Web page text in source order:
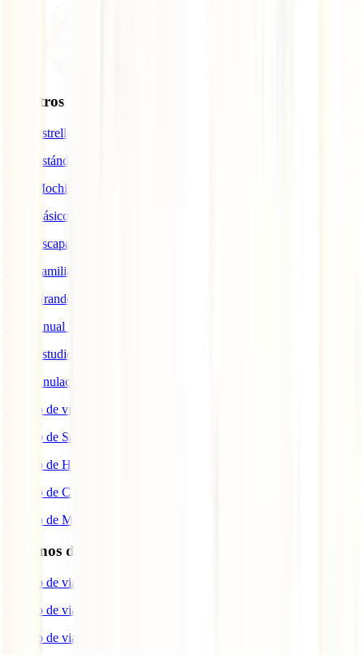
Nuestros seguros
IATI Estrella
IATI Estándar
IATI Mochilero
IATI Básico
IATI Escapadas
IATI Familia
IATI Grandes Viajeros
IATI Anual Multiviaje
IATI Estudios
IATI Anulación Premium
Seguro de viaje COVID
Seguro de Salud
Seguro de Hogar
Seguro de Coche
Seguro de Moto
Destinos de interés
Seguro de viaje a EEUU
Seguro de viaje a Indonesia
Seguro de viaje a Marruecos